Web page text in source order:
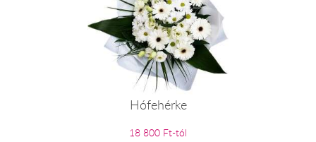
Hófehérke
18 800 Ft-tól